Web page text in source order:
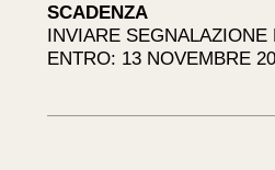
SCADENZA
INVIARE SEGNALAZIONE
ENTRO: 13 NOVEMBRE